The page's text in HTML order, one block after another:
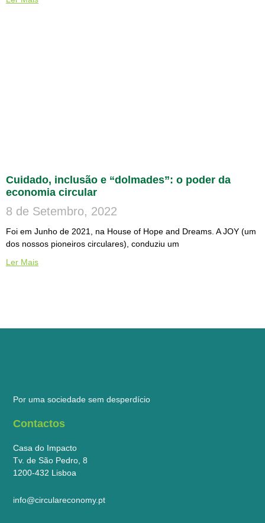
Cuidado, inclusão e “dolmades”: o poder da
economia circular
8 de Setembro, 2022
Foi em Junho de 2021, na House of Hope and Dreams. A JOY (um
dos nossos pioneiros circulares), conduziu um
Ler Mais
Por uma sociedade sem desperdício
Contactos
Casa do Impacto
Tv. de São Pedro, 8
1200-432 Lisboa
info@circulareconomy.pt